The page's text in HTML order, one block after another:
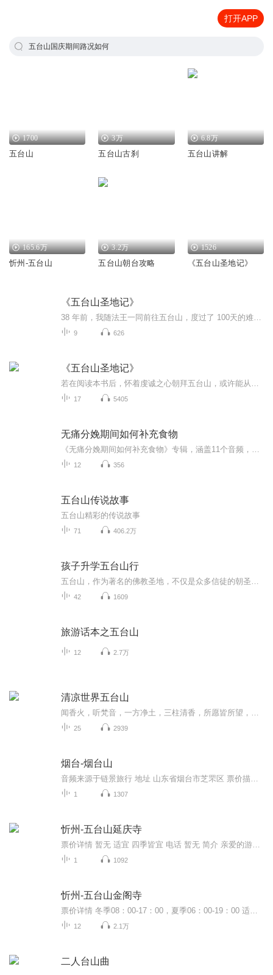
打开APP
五台山国庆期间路况如何
1700
五台山
3万
五台山古刹
6.8万
五台山讲解
165.6万
忻州-五台山
3.2万
五台山朝台攻略
1526
《五台山圣地记》
《五台山圣地记》
9 626
《五台山圣地记》
17 5405
无痛分娩期间如何补充食物
12 356
五台山传说故事
五台山精彩的传说故事
71 406.2万
孩子升学五台山行
42 1609
旅游话本之五台山
12 2.7万
清凉世界五台山
25 2939
烟台-烟台山
1 1307
忻州-五台山延庆寺
1 1092
忻州-五台山金阁寺
12 2.1万
二人台山曲